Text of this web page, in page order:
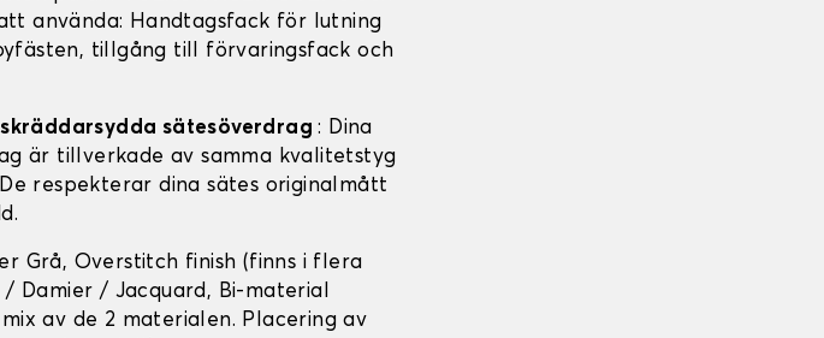
använda: Handtagsfack för lutning
tillgång till förvaringsfack och
sätesöverdrag: Dina
är tillverkade av samma kvalitetstyg
respekterar dina sätes originalmått
Grå, Overstitch finish (finns i flera
Damier / Jacquard, Bi-material
av de 2 materialen. Placering av